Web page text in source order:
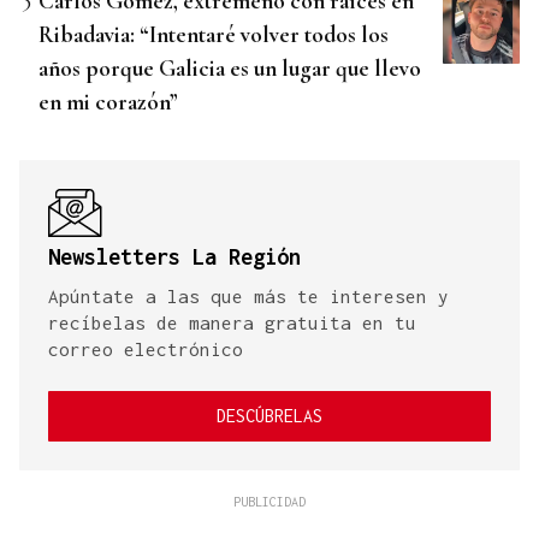
Ribadavia: “Intentaré volver todos los
años porque Galicia es un lugar que llevo
en mi corazón”
Newsletters La Región
Apúntate a las que más te interesen y
recíbelas de manera gratuita en tu
correo electrónico
DESCÚBRELAS